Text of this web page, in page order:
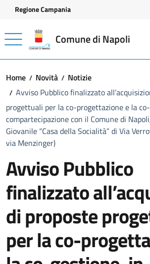
Vai ai contenuti
Vai al footer
Regione Campania
Comune di Napoli
Home Novità
Notizie
Avviso Pubblico finalizzato
progettuali per la co-progettazione e la
compartecipazione con il Comune di
Giovanile “Casa della Socialità” di Via
via Menzinger)
Avviso Pubblico
finalizzato
di proposte
per la co-